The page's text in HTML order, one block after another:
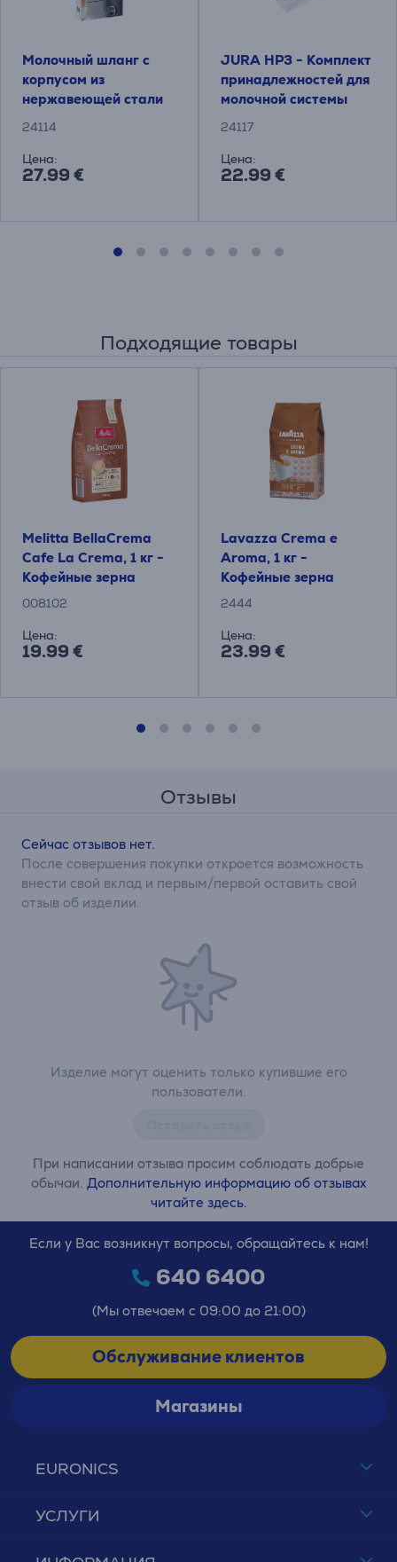
Молочный шланг с
корпусом из
нержавеющей стали
JURA HP3
24114
Цена:
27.99 €
JURA HP3 - Комплект
принадлежностей для
молочной системы
24117
Цена:
22.99 €
Подходящие товары
Melitta BellaCrema
Cafe La Crema, 1 кг -
Кофейные зерна
008102
Цена:
19.99 €
Lavazza Crema e
Aroma, 1 кг -
Кофейные зерна
2444
Цена:
23.99 €
Отзывы
Изделие могут оценить только купившие его
пользователи.
При написании отзыва просим соблюдать добрые
обычаи. Дополнительную информацию об отзывах
читайте здесь.
Сейчас отзывов нет.
После совершения покупки откроется возможность
внести свой вклад и первым/первой оставить свой
отзыв об изделии.
EURONICS
УСЛУГИ
Если у Вас возникнут вопросы, обращайтесь к нам!
640 6400
(Мы отвечаем с 09:00 до 21:00)
Обслуживание клиентов
Магазины